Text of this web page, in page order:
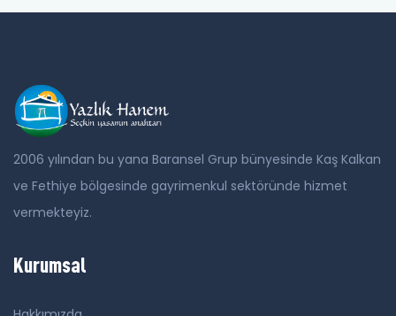
2006 yılından bu yana Baransel Grup bünyesinde Kaş Kalkan
ve Fethiye bölgesinde gayrimenkul sektöründe hizmet
vermekteyiz.
Kurumsal